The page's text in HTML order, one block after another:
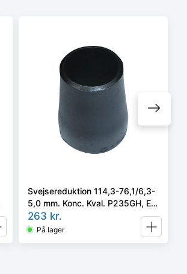
Svejsereduktion 114,3-76,1/6,3-
5,0 mm. Konc. Kval. P235GH, EN
10253-2 type B
263 kr.
På lager